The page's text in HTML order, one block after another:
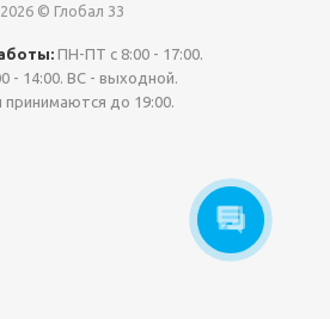
2026 © Глобал 33
ПН-ПТ с 8:00 - 17:00.
- 14:00. ВС - выходной.
принимаются до 19:00.